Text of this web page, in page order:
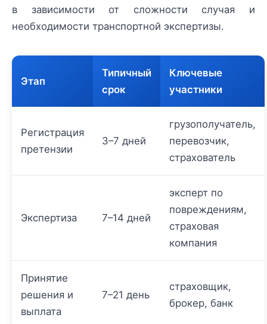
в зависимости от сложности случая и
необходимости транспортной экспертизы.
Этап
Типичный
срок
Ключевые
участники
Регистрация
претензии
3–7 дней
грузополучатель,
перевозчик,
страхователь
Экспертиза 7–14 дней
эксперт по
повреждениям,
страховая
компания
Принятие
решения и
выплата
7–21 день
страховщик,
брокер, банк